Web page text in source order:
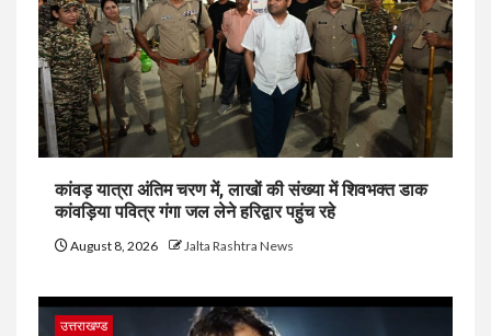
कांवड़ यात्रा अंतिम चरण में, लाखों की संख्या में शिवभक्त डाक
कांवड़िया पवित्र गंगा जल लेने हरिद्वार पहुंच रहे
August 8, 2026 Jalta Rashtra News
उत्तराखण्ड